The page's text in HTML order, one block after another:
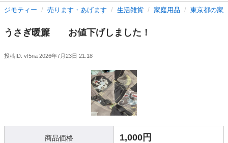
ジモティー 売ります・あげます 生活雑貨 家庭用品 東京都の家
うさぎ暖簾 お値下げしました！
投稿ID: vf5na 2026年7月23日 21:18
商品価格 1,000円